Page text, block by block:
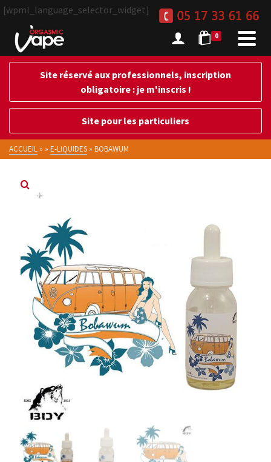
[wpml_language_selector_widget]
0
Site réservé aux professionnels, inscription
obligatoire : je m'inscris !
Site pour les particuliers
ACCUEIL » » E-LIQUIDES » BOBAWUM